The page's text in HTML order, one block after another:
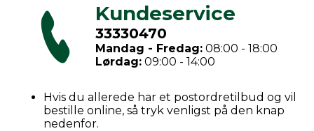
Kundeservice
33330470
Mandag - Fredag:08:00 - 18:00
Lørdag:09:00 - 14:00
Hvis du allerede har et postordretilbud og vil
bestille online, så tryk venligst på den knap
nedenfor.